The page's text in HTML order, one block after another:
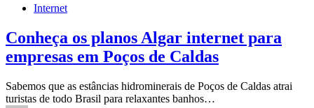
Internet
Conheça os planos Algar internet para
empresas em Poços de Caldas
Sabemos que as estâncias hidrominerais de Poços de Caldas atrai
turistas de todo Brasil para relaxantes banhos…